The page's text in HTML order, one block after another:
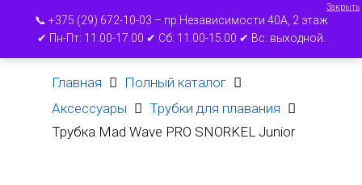
Нажмите ВВОД для поиска или ESC для
выхода
Главная
Полный каталог
Аксессуары
Трубки для плавания
Трубка Mad Wave PRO SNORKEL Junior
📞 +375 (29) 672-10-03 – пр.Независимости 40А, 2 этаж
✔ Пн-Пт: 11.00-17.00 ✔ Сб: 11.00-15.00 ✔ Вс: выходной.
Закрыть